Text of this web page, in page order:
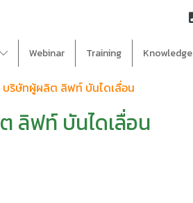
Webinar Training Knowledge
บริษัทผู้ผลิต ลิฟท์ บันไดเลื่อน
ลิฟท์ บันไดเลื่อน